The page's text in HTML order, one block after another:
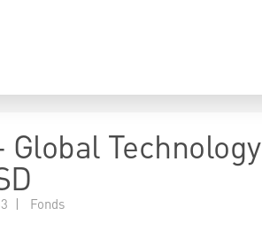
Technology
| Fonds